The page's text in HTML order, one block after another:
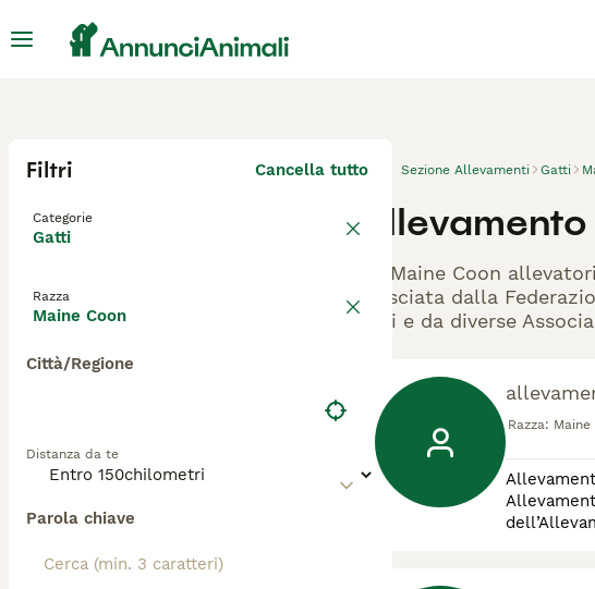
Filtri Cancella tutto
Categorie
Gatti
Razza
Maine Coon
Città/Regione
Distanza da te
Parola chiave
Sezione Allevamenti Gatti
Gli Maine Coon
rilasciata dalla
cani e da diverse
Razza: Maine
Allevamento